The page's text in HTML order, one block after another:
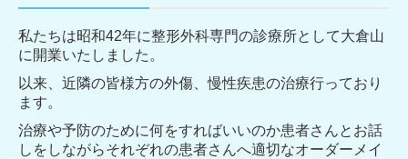
私たちは昭和42年に整形外科専門の診療所として大倉山
に開業いたしました。
以来、近隣の皆様方の外傷、慢性疾患の治療行っており
ます。
治療や予防のために何をすればいいのか患者さんとお話
しをしながらそれぞれの患者さんへ適切なオーダーメイ